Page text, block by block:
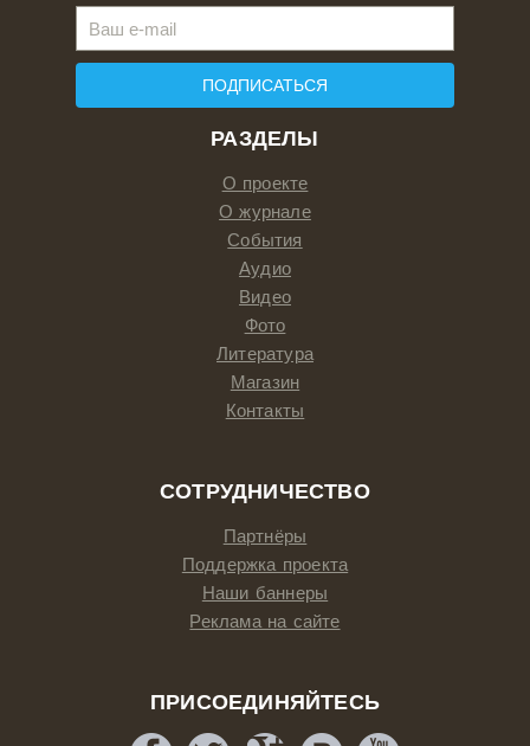
РАЗДЕЛЫ
О проекте
О журнале
События
Аудио
Видео
Фото
Литература
Магазин
Контакты
СОТРУДНИЧЕСТВО
Партнёры
Поддержка проекта
Наши баннеры
Реклама на сайте
ПРИСОЕДИНЯЙТЕСЬ
ПОДПИСАТЬСЯ